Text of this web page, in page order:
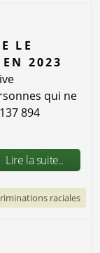
LE
EN 2023
qui ne
894
Lire la suite..
raciales